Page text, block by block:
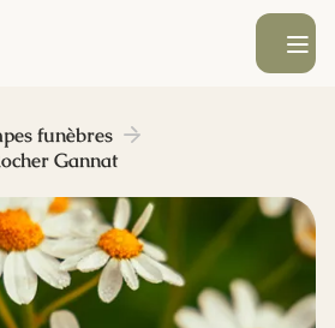
Ouvrir le
funèbres
Gannat